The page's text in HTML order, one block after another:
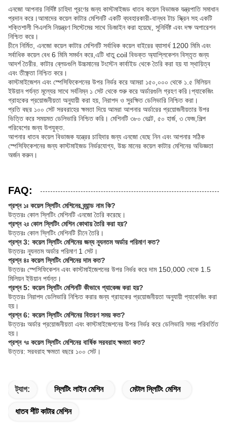
এনজো আপনার নির্দিষ্ট চাহিদা পূরণের জন্য কাস্টমাইজড ধাতব কয়েল বিভাজক যন্ত্রপাতি সমাধান
প্রদান করে।আমাদের কয়েল কাটার মেশিনটি একটি ব্যবহারকারী-বান্ধব টাচ স্ক্রিন সহ একটি
শক্তিশালী পিএলসি নিয়ন্ত্রণ সিস্টেমের সাথে ডিজাইন করা হয়েছে, সুনির্দিষ্ট এবং দক্ষ অপারেশন
নিশ্চিত করে।
চীনে নির্মিত, এনজো কয়েল কাটার মেশিনটি সর্বাধিক কয়েল বাইরের ব্যাসার্ধ 1200 মিমি এবং
সর্বাধিক কয়েল বেধ 6 মিমি সমর্থন করে,এটি ধাতু coil বিভক্ত অ্যাপ্লিকেশন বিস্তৃত জন্য
আদর্শ তৈরীর. কাটার ব্লেডগুলি উচ্চমানের টংস্টেন কার্বাইড থেকে তৈরি করা হয় যা স্থায়িত্ব
এবং তীক্ষ্ণতা নিশ্চিত করে।
কাস্টমাইজেশন এবং স্পেসিফিকেশনের উপর নির্ভর করে আমরা ১৫০,০০০ থেকে ১.৫ মিলিয়ন
ইউয়ান পর্যন্ত মূল্যের সাথে সর্বনিম্ন ১ সেট থেকে শুরু করে অর্ডারগুলি গ্রহণ করি।প্যাকেজিং
গ্রাহকের প্রয়োজনীয়তা অনুযায়ী করা হয়, নিরাপদ ও সুরক্ষিত ডেলিভারি নিশ্চিত করা।
প্রতি বছর ১০০ সেট সরবরাহের ক্ষমতা দিয়ে আমরা আপনার অর্ডারের প্রয়োজনীয়তার উপর
ভিত্তি করে সময়মত ডেলিভারি নিশ্চিত করি। মেশিনটি ৩৮০ ভোল্ট, ৫০ হার্জ, ৩ ফেজ,শিল্প
পরিবেশের জন্য উপযুক্ত.
আপনার ধাতব কয়েল বিভাজক যন্ত্রের চাহিদার জন্য এনজো বেছে নিন এবং আপনার সঠিক
স্পেসিফিকেশনের জন্য কাস্টমাইজড নির্ভরযোগ্য, উচ্চ মানের কয়েল কাটার মেশিনের অভিজ্ঞতা
অর্জন করুন।
FAQ:
প্রশ্ন ১ঃ কয়েল স্লিটিং মেশিনের ব্র্যান্ড নাম কি?
উত্তরঃ কোল স্লিটিং মেশিনটি এনজো তৈরি করেছে।
প্রশ্ন ২ঃ কোল স্লিটিং মেশিন কোথায় তৈরি করা হয়?
উত্তরঃ কোল স্লিটিং মেশিনটি চীনে তৈরি।
প্রশ্ন 3: কয়েল স্লিটিং মেশিনের জন্য ন্যূনতম অর্ডার পরিমাণ কত?
উত্তরঃ ন্যূনতম অর্ডার পরিমাণ 1 সেট।
প্রশ্ন ৪ঃ কয়েল স্লিটিং মেশিনের দাম কত?
উত্তরঃ স্পেসিফিকেশন এবং কাস্টমাইজেশনের উপর নির্ভর করে দাম 150,000 থেকে 1.5
মিলিয়ন ইউয়ান পর্যন্ত।
প্রশ্ন 5: কয়েল স্লিটিং মেশিনটি কীভাবে প্যাকেজ করা হয়?
উত্তরঃ নিরাপদ ডেলিভারি নিশ্চিত করার জন্য গ্রাহকের প্রয়োজনীয়তা অনুযায়ী প্যাকেজিং করা
হয়।
প্রশ্ন 6: কয়েল স্লিটিং মেশিনের বিতরণ সময় কত?
উত্তরঃ অর্ডার প্রয়োজনীয়তা এবং কাস্টমাইজেশনের উপর নির্ভর করে ডেলিভারি সময় পরিবর্তিত
হয়।
প্রশ্ন ৭ঃ কয়েল স্লিটিং মেশিনের বার্ষিক সরবরাহ ক্ষমতা কত?
উত্তর: সরবরাহ ক্ষমতা বছরে ১০০ সেট।
ট্যাগ: স্লিটিং লাইন মেশিন মেটাল স্লিটিং মেশিন
ধাতব শীট কাটার মেশিন